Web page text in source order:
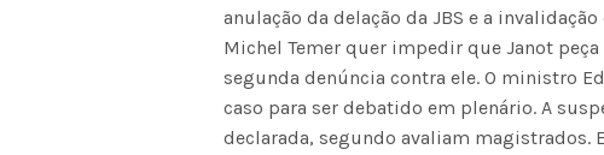
anulação da delação da JBS e a
Michel Temer quer impedir que Janot
segunda denúncia contra ele. O ministro
caso para ser debatido em plenário. A
declarada, segundo avaliam magistrados.